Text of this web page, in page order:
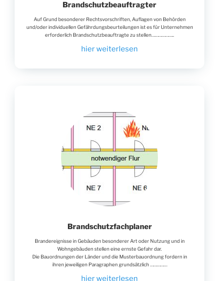
Brandschutzbeauftragter
Auf Grund besonderer Rechtsvorschriften, Auflagen von Behörden
und/oder individuellen Gefährdungsbeurteilungen ist es für Unternehmen
erforderlich Brandschutzbeauftragte zu stellen………………..
hier weiterlesen
Brandschutzfachplaner
Brandereignisse in Gebäuden besonderer Art oder Nutzung und in
Wohngebäuden stellen eine ernste Gefahr dar.
Die Bauordnungen der Länder und die Musterbauordnung fordern in
ihren jeweiligen Paragraphen grundsätzlich ……………
hier weiterlesen